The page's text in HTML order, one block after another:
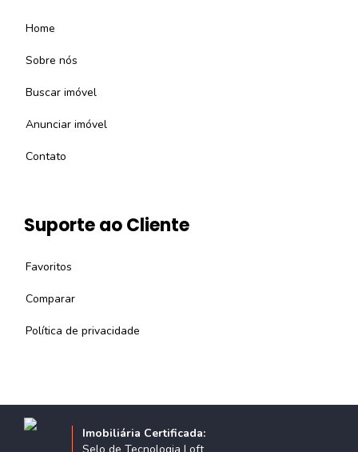
Home
Sobre nós
Buscar imóvel
Anunciar imóvel
Contato
Suporte ao Cliente
Favoritos
Comparar
Política de privacidade
Imobiliária Certificada: